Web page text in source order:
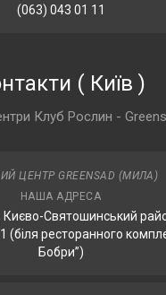
(063) 043 01 11
( Київ )
Клуб Рослин -
ЦЕНТР GREENSAD (МИЛА)
НАША АДРЕСА
Києво-Святошинський
(біля ресторанного
Бобри”)